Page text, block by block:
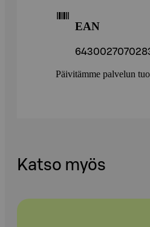
EAN
Päivitämme palvelun
Katso myös